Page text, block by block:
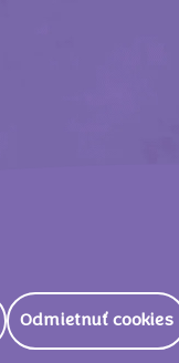
IČO 47031140
Odmietnuť cookies